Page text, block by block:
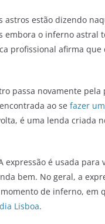
astros estão dizendo
embora o inferno astral
profissional afirma que
passa novamente pela
ao se fazer
é uma lenda criada
expressão é usada para
bem. No geral, a
de inferno, em
Lisboa.